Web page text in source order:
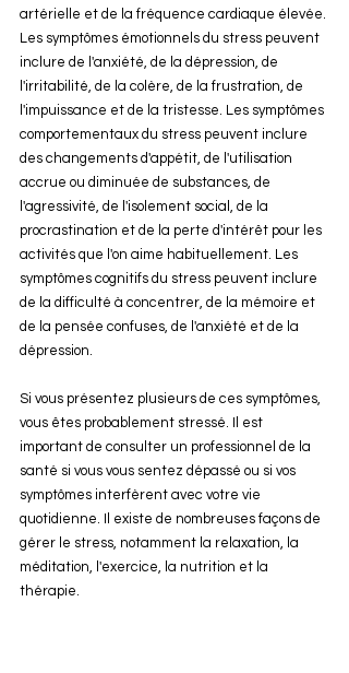
artérielle et de la fréquence cardiaque élevée.
Les symptômes émotionnels du stress peuvent
inclure de l'anxiété, de la dépression, de
l'irritabilité, de la colère, de la frustration, de
l'impuissance et de la tristesse. Les symptômes
comportementaux du stress peuvent inclure
des changements d'appétit, de l'utilisation
accrue ou diminuée de substances, de
l'agressivité, de l'isolement social, de la
procrastination et de la perte d'intérêt pour les
activités que l'on aime habituellement. Les
symptômes cognitifs du stress peuvent inclure
de la difficulté à concentrer, de la mémoire et
de la pensée confuses, de l'anxiété et de la
dépression.
Si vous présentez plusieurs de ces symptômes,
vous êtes probablement stressé. Il est
important de consulter un professionnel de la
santé si vous vous sentez dépassé ou si vos
symptômes interfèrent avec votre vie
quotidienne. Il existe de nombreuses façons de
gérer le stress, notamment la relaxation, la
méditation, l'exercice, la nutrition et la
thérapie.